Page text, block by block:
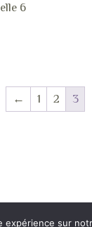
6
← 1 2 3
expérience sur